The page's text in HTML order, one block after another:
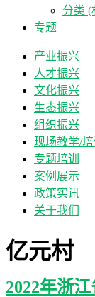
分类 (
专题
产业振兴
人才振兴
文化振兴
生态振兴
组织振兴
现场教学/培
专题培训
案例展示
政策实讯
关于我们
亿元村
2022年浙